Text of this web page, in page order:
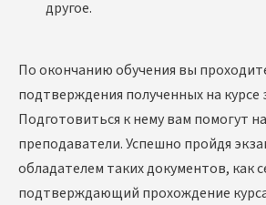
другое.
По окончанию обучения вы
подтверждения полученных на
Подготовиться к нему вам помогут
преподаватели. Успешно пройдя
обладателем таких документов, как
подтверждающий прохождение